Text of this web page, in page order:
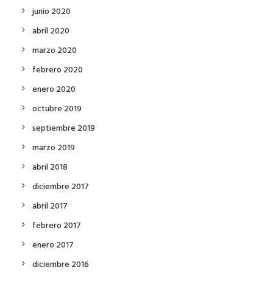
junio 2020
abril 2020
marzo 2020
febrero 2020
enero 2020
octubre 2019
septiembre 2019
marzo 2019
abril 2018
diciembre 2017
abril 2017
febrero 2017
enero 2017
diciembre 2016